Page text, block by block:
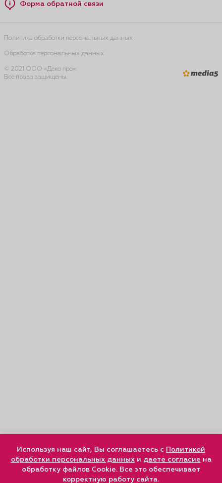
Форма обратной связи
Политика обработки персональных данных
Обработка персональных данных
© 2021 ООО «Деко про».
Все права защищены.
Используя наш сайт, Вы соглашаетесь с Политикой
обработки персональных данныхи даете согласие на
обработку файлов Cookie. Все это обеспечивает
корректную работу сайта.